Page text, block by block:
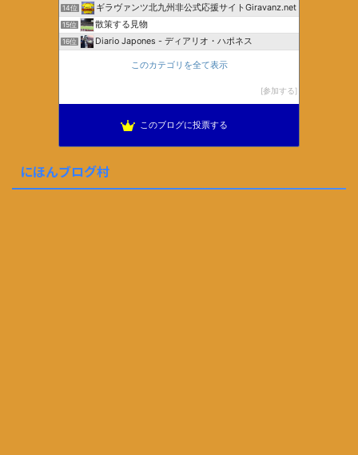
14位 ギラヴァンツ北九州非公式応援サイトGiravanz.net
15位 散策する見物
16位 Diario Japones - ディアリオ・ハポネス
このカテゴリを全て表示
参加する
このブログに投票する
にほんブログ村